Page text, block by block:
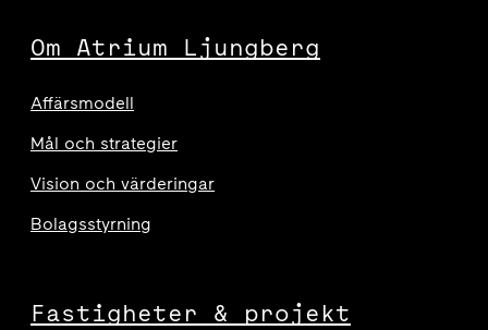
Om Atrium Ljungberg
Affärsmodell
Mål och strategier
Vision och värderingar
Bolagsstyrning
Fastigheter & projekt